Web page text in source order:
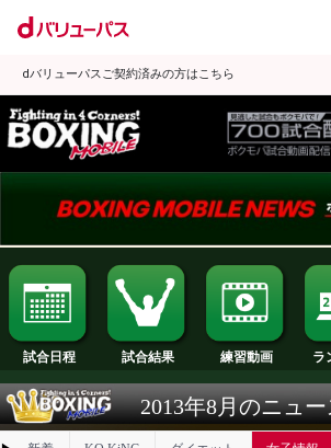
dバリューパスご契約済みの方はこちら
試合日程 試合結果 練習動画